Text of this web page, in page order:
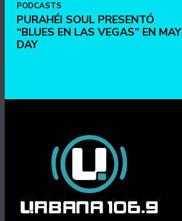
PODCASTS
PURAHÉI SOUL PRESENTÓ
“BLUES EN LAS VEGAS” EN MAY
DAY